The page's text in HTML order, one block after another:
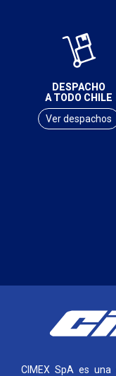
DESPACHO
A TODO CHILE
Ver despachos
CIMEX SpA es